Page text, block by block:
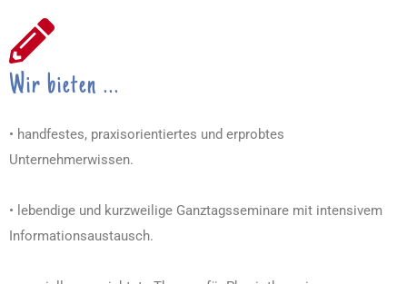
Wir bieten ...
• handfestes, praxisorientiertes und erprobtes
Unternehmerwissen.
• lebendige und kurzweilige Ganztagsseminare mit intensivem
Informationsaustausch.